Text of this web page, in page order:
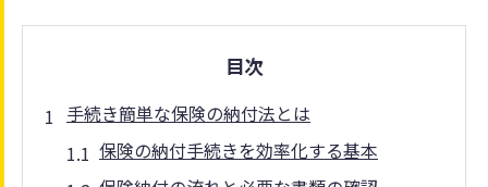
目次
手続き簡単な保険の納付法とは
保険の納付手続きを効率化する基本